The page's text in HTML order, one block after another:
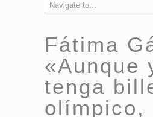
Navigate to...
Fátima
«Aunque
tenga
olímpico,